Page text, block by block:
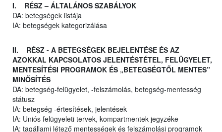
I. RÉSZ – ÁLTALÁNOS SZABÁLYOK
DA: betegségek listája
IA: betegségek kategorizálása
II. RÉSZ - A BETEGSÉGEK BEJELENTÉSE ÉS AZ
AZOKKAL KAPCSOLATOS JELENTÉSTÉTEL, FELÜGYELET,
MENTESÍTÉSI PROGRAMOK ÉS „BETEGSÉGTŐL MENTES”
MINŐSÍTÉS
DA: betegség-felügyelet, -felszámolás, betegség-mentesség
státusz
IA: betegség -értesítések, jelentések
IA: Uniós felügyeleti tervek, kompartmentek jegyzéke
IA: tagállami létező mentességek és felszámolási programok